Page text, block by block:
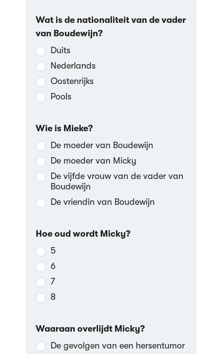
Wat is de nationaliteit van de vader
van Boudewijn?
Duits
Nederlands
Oostenrijks
Pools
Wie is Mieke?
De moeder van Boudewijn
De moeder van Micky
De vijfde vrouw van de vader van
Boudewijn
De vriendin van Boudewijn
Hoe oud wordt Micky?
5
6
7
8
Waaraan overlijdt Micky?
De gevolgen van een hersentumor